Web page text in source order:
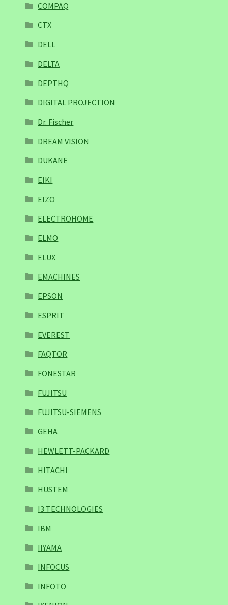
COMPAQ
CTX
DELL
DELTA
DEPTHQ
DIGITAL PROJECTION
Dr. Fischer
DREAM VISION
DUKANE
EIKI
EIZO
ELECTROHOME
ELMO
ELUX
EMACHINES
EPSON
ESPRIT
EVEREST
FAQTOR
FONESTAR
FUJITSU
FUJITSU-SIEMENS
GEHA
HEWLETT-PACKARD
HITACHI
HUSTEM
I3 TECHNOLOGIES
IBM
IIYAMA
INFOCUS
INFOTO